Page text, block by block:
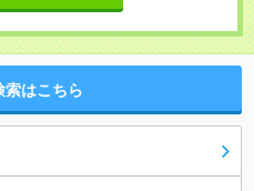
索はこちら